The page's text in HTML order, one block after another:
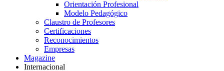
Orientación Profesional
Modelo Pedagógico
Claustro de Profesores
Certificaciones
Reconocimientos
Empresas
Magazine
Internacional